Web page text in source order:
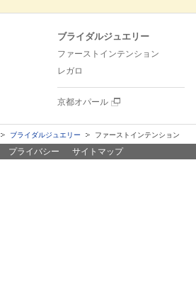
ブライダルジュエリー
ファーストインテンション
レガロ
京都オパール
ブライダルジュエリー ファーストインテンション
プライバシー サイトマップ